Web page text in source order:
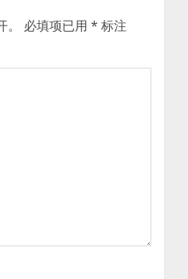
必填项已用 * 标注